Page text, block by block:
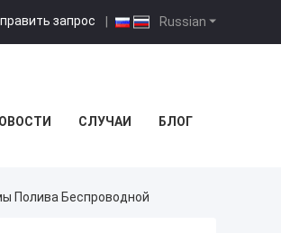
Russian
запрос |
СЛУЧАИ БЛОГ
Полива Беспроводной